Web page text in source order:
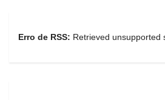
Erro de RSS: Retrieved unsupported